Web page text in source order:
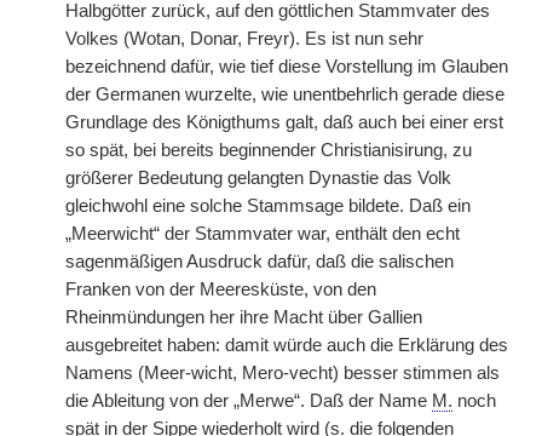
Halbgötter zurück, auf den göttlichen Stammvater des
Volkes (Wotan, Donar, Freyr). Es ist nun sehr
bezeichnend dafür, wie tief diese Vorstellung im Glauben
der Germanen wurzelte, wie unentbehrlich gerade diese
Grundlage des Königthums galt, daß auch bei einer erst
so spät, bei bereits beginnender Christianisirung, zu
größerer Bedeutung gelangten Dynastie das Volk
gleichwohl eine solche Stammsage bildete. Daß ein
„Meerwicht“ der Stammvater war, enthält den echt
sagenmäßigen Ausdruck dafür, daß die salischen
Franken von der Meeresküste, von den
Rheinmündungen her ihre Macht über Gallien
ausgebreitet haben: damit würde auch die Erklärung des
Namens (Meer-wicht, Mero-vecht) besser stimmen als
die Ableitung von der „Merwe“. Daß der Name M. noch
spät in der Sippe wiederholt wird (s. die folgenden